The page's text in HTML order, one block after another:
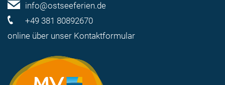
info@ostseeferien.de
+49 381 80892670
online über unser Kontaktformular